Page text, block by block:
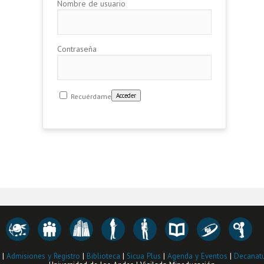
Nombre de usuario
Contraseña
Recuérdame
| Admisiones y Registro | Biblioteca | Sicua Plus | Agenda y Eventos |